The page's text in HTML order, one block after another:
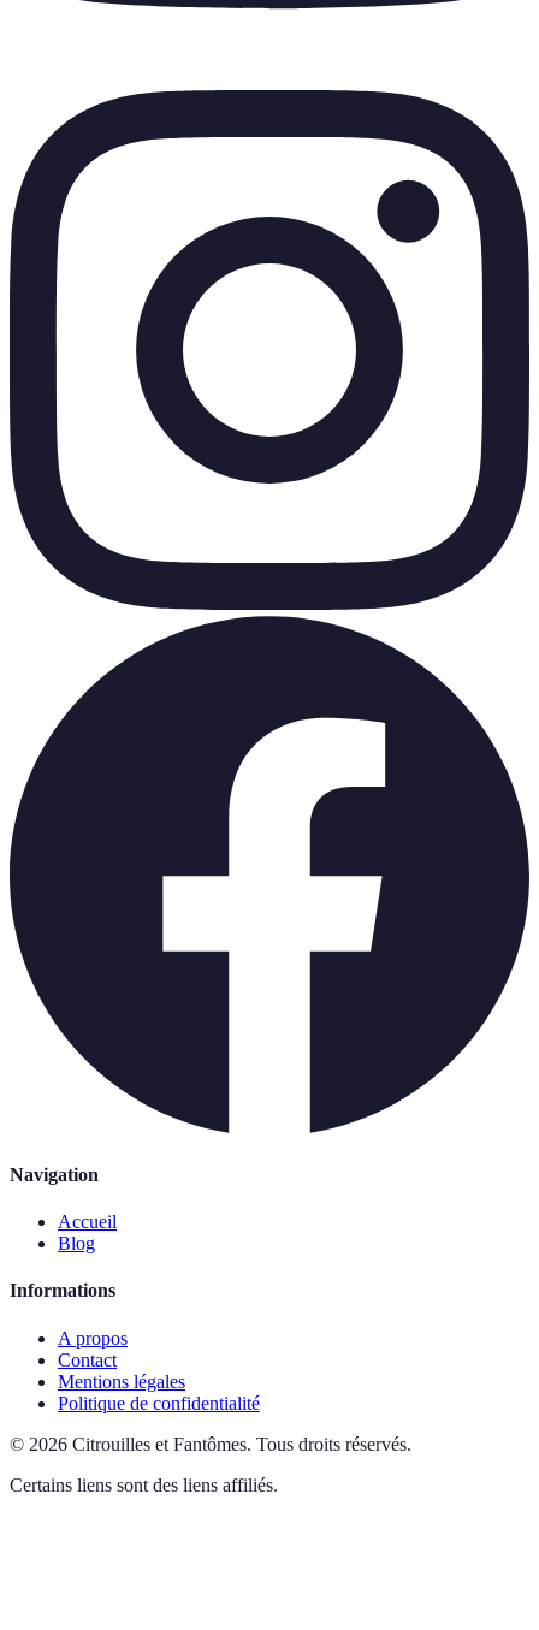
Navigation
Accueil
Blog
Informations
A propos
Contact
Mentions légales
Politique de confidentialité
© 2026 Citrouilles et Fantômes. Tous droits réservés.
Certains liens sont des liens affiliés.